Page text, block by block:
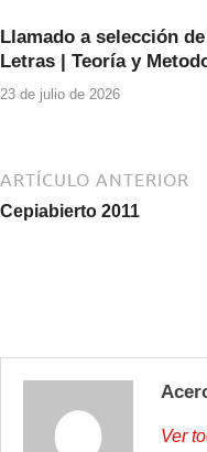
Llamado a selección
Letras | Teoría y
23 de julio de 2026
ARTÍCULO ANTERIOR
Cepiabierto 2011
Ver